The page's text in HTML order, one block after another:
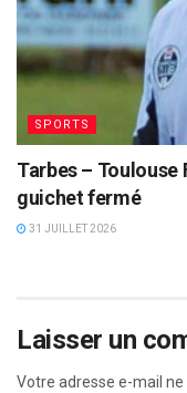
SPORTS
Tarbes – Toulouse
guichet fermé
31 JUILLET 2026
Laisser un
Votre adresse e-mail ne